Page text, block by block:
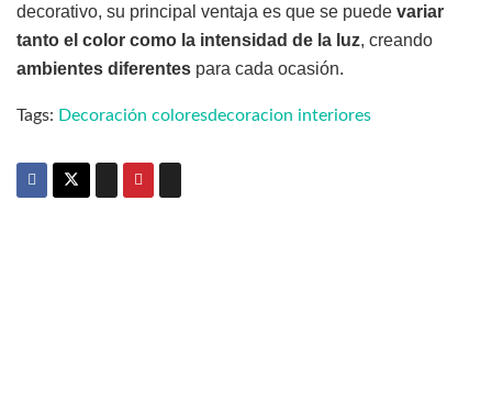
decorativo, su principal ventaja es que se puede variar
tanto el color como la intensidad de la luz, creando
ambientes diferentes para cada ocasión.
Tags: Decoración coloresdecoracion interiores